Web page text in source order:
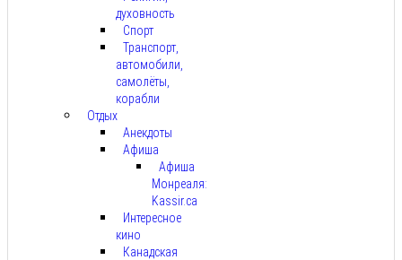
духовность
Спорт
Транспорт,
автомобили,
самолёты,
корабли
Отдых
Анекдоты
Афиша
Афиша
Монреаля:
Kassir.ca
Интересное
кино
Канадская